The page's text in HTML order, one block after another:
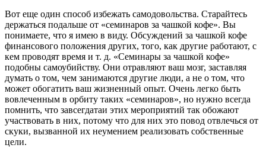
Вот еще один способ избежать самодовольства. Старайтесь
держаться подальше от «семинаров за чашкой кофе». Вы
понимаете, что я имею в виду. Обсуждений за чашкой кофе
финансового положения других, того, как другие работают, с
кем проводят время и т. д. «Семинары за чашкой кофе»
подобны самоубийству. Они отравляют ваш мозг, заставляя
думать о том, чем занимаются другие люди, а не о том, что
может обогатить ваш жизненный опыт. Очень легко быть
вовлеченным в орбиту таких «семинаров», но нужно всегда
помнить, что завсегдатаи этих мероприятий так обожают
участвовать в них, потому что для них это повод отвлечься от
скуки, вызванной их неумением реализовать собственные
цели.